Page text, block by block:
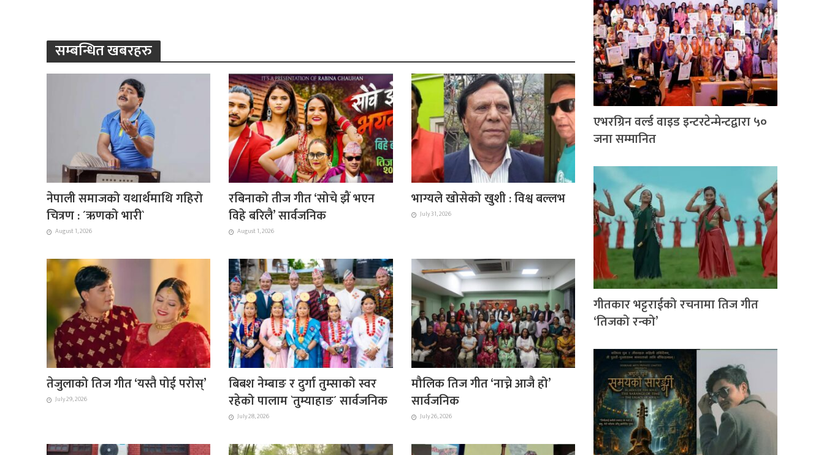
सम्बन्धित खबरहरु
नेपाली समाजको यथार्थमाथि गहिरो
चित्रण : ´ऋणको भारी`
August 1, 2026
रबिनाको तीज गीत ‘सोचे झैं भएन
विहे बरिलै’ सार्वजनिक
August 1, 2026
भाग्यले खोसेको खुशी : विश्व बल्लभ
July 31, 2026
तेजुलाको तिज गीत ‘यस्तै पोई परोस्’
July 29, 2026
बिबश नेम्बाङ र दुर्गा तुम्साको स्वर
रहेको पालाम `तुम्याहाङ´ सार्वजनिक
July 28, 2026
मौलिक तिज गीत ‘नाच्ने आजै हो’
सार्वजनिक
July 26, 2026
एभरग्रिन वर्ल्ड वाइड इन्टरटेन्मेन्टद्वारा ५०
जना सम्मानित
गीतकार भट्टराईको रचनामा तिज गीत
‘तिजको रन्को’